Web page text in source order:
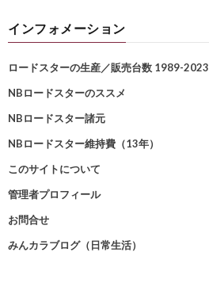
インフォメーション
ロードスターの生産／販売台数 1989-2023
NBロードスターのススメ
NBロードスター諸元
NBロードスター維持費（13年）
このサイトについて
管理者プロフィール
お問合せ
みんカラブログ（日常生活）